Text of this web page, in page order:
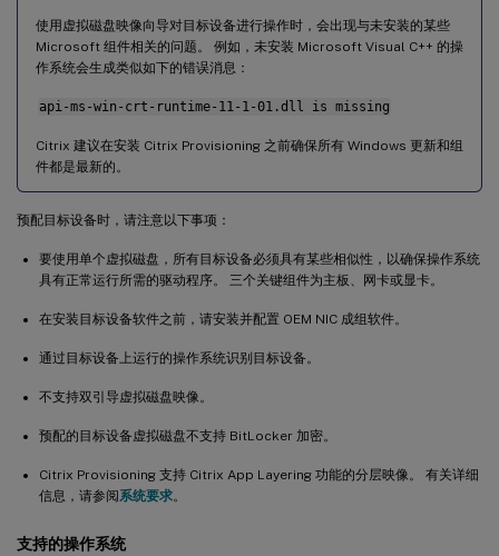
使用虚拟磁盘映像向导对目标设备进行操作时，会出现与未安装的某些
Microsoft 组件相关的问题。 例如，未安装 Microsoft Visual C++ 的操
作系统会生成类似如下的错误消息：
api-ms-win-crt-runtime-11-1-01.dll is missing
Citrix 建议在安装 Citrix Provisioning 之前确保所有 Windows 更新和组
件都是最新的。
预配目标设备时，请注意以下事项：
要使用单个虚拟磁盘，所有目标设备必须具有某些相似性，以确保操作系统
具有正常运行所需的驱动程序。 三个关键组件为主板、网卡或显卡。
在安装目标设备软件之前，请安装并配置 OEM NIC 成组软件。
通过目标设备上运行的操作系统识别目标设备。
不支持双引导虚拟磁盘映像。
预配的目标设备虚拟磁盘不支持 BitLocker 加密。
Citrix Provisioning 支持 Citrix App Layering 功能的分层映像。 有关详细
信息，请参阅系统要求。
支持的操作系统